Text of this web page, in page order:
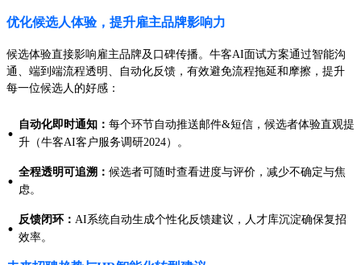
优化候选人体验，提升雇主品牌影响力
候选体验直接影响雇主品牌及口碑传播。牛客AI面试方案通过智能沟
通、端到端流程透明、自动化反馈，有效避免流程拖延和摩擦，提升
每一位候选人的好感：
· 自动化即时通知： 每个环节自动推送邮件&短信，候选者体验直观提
升（牛客AI客户服务调研2024）。
· 全程透明可追溯： 候选者可随时查看进度与评价，减少不确定与焦
虑。
· 反馈闭环： AI系统自动生成个性化反馈建议，人才库沉淀确保复招
效率。